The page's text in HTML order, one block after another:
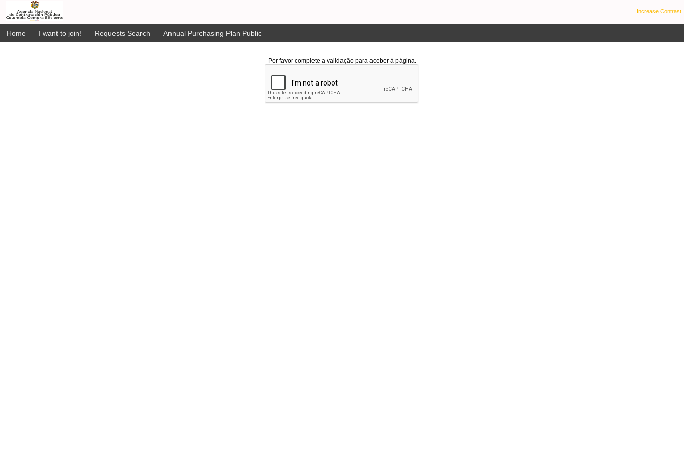
Increase Contrast
Home I want to join! Requests Search Annual Purchasing Plan Public
Por favor complete a validação para aceber à página.